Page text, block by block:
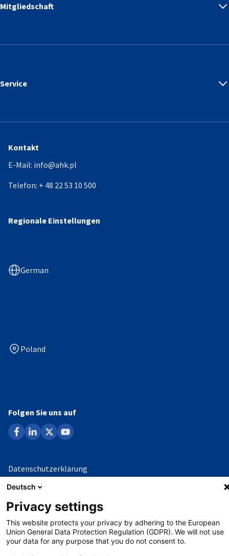
Mitgliedschaft
Service
Kontakt
E-Mail: info@ahk.pl
Telefon: + 48 22 53 10 500
Regionale Einstellungen
German
Poland
Folgen Sie uns auf
facebook
linkedin
x youtube
Datenschutzerklärung
Impressum
Whistleblowing-Verfahren
©Copyright - 2026 AHK
Deutsch
Privacy settings
This website protects your privacy by adhering to the European
Union General Data Protection Regulation (GDPR). We will not use
your data for any purpose that you do not consent to.